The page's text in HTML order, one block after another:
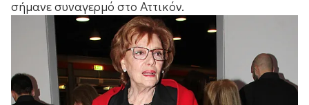
σήμανε συναγερμό στο Αττικόν.